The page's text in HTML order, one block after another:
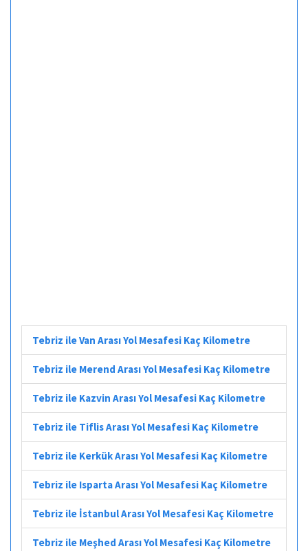
Tebriz ile Van Arası Yol Mesafesi Kaç Kilometre
Tebriz ile Merend Arası Yol Mesafesi Kaç Kilometre
Tebriz ile Kazvin Arası Yol Mesafesi Kaç Kilometre
Tebriz ile Tiflis Arası Yol Mesafesi Kaç Kilometre
Tebriz ile Kerkük Arası Yol Mesafesi Kaç Kilometre
Tebriz ile Isparta Arası Yol Mesafesi Kaç Kilometre
Tebriz ile İstanbul Arası Yol Mesafesi Kaç Kilometre
Tebriz ile Meşhed Arası Yol Mesafesi Kaç Kilometre